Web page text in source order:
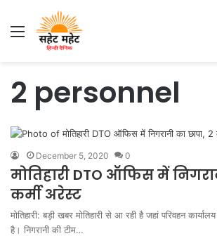
Menu
2 personnel
December 5, 2020 0
मोतिहारी DTO ऑफिस में
कर्मी अरेस्ट
मोतिहारी: बड़ी खबर मोतिहारी से आ रही है जहां परिवहन
है। निगरानी की टीम…